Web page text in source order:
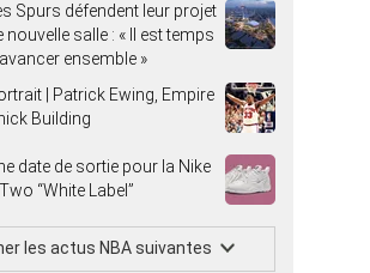
Spurs défendent leur projet
nouvelle salle : « Il est temps
ensemble »
| Patrick Ewing, Empire
Building
date de sortie pour la Nike
“White Label”
les actus NBA suivantes